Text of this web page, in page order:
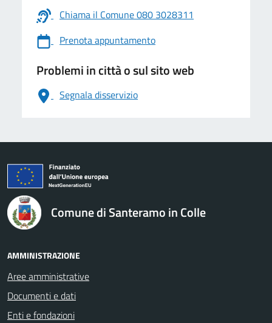
Chiama il Comune 080 3028311
Prenota appuntamento
Problemi in città o sul sito web
Segnala disservizio
logo Unione Europea
Comune di Santeramo in Colle
AMMINISTRAZIONE
Aree amministrative
Documenti e dati
Enti e fondazioni